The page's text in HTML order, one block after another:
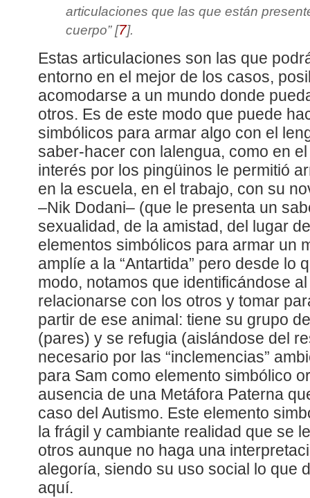
articulaciones que las que están
cuerpo”[7].
Estas articulaciones son las que
entorno en el mejor de los casos,
acomodarse a un mundo donde
otros. Es de este modo que puede
simbólicos para armar algo con el
saber-hacer con lalengua, como en
interés por los pingüinos le permitió
en la escuela, en el trabajo, con su
–Nik Dodani– (que le presenta un
sexualidad, de la amistad, del lugar
elementos simbólicos para armar un
amplíe a la “Antartida” pero desde lo
modo, notamos que identificándose
relacionarse con los otros y tomar
partir de ese animal: tiene su grupo
(pares) y se refugia (aislándose del
necesario por las “inclemencias”
para Sam como elemento simbólico
ausencia de una Metáfora Paterna
caso del Autismo. Este elemento
la frágil y cambiante realidad que se
otros aunque no haga una
alegoría, siendo su uso social lo que
aquí.